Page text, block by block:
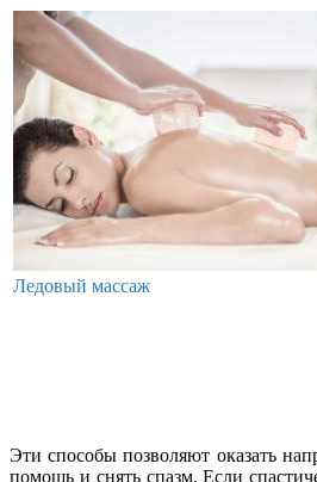
Ледовый массаж
Эти способы позволяют оказать
помощь и снять спазм. Если